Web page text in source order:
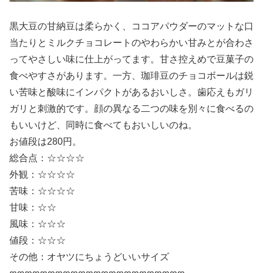
黒大豆の甘納豆は柔らかく、ココアパウダーのマットな口
当たりとミルクチョコレートのやわらかい甘みとが合わさ
ってやさしい味に仕上がってます。甘さ控えめで豆菓子の
食べやすさがあります。一方、珈琲豆のチョコボールは鋭
い苦味と酸味にインパクトがあるおいしさ。歯応えもガリ
ガリと刺激的です。顔の異なる二つの味を別々に食べるの
もいいけど、同時に食べてもおいしいのね。
お値段は280円。
総合点：☆☆☆☆
外観：☆☆☆☆
苦味：☆☆☆☆
甘味：☆☆
風味：☆☆☆
値段：☆☆☆
その他：オヤツにちょうどいいサイズ